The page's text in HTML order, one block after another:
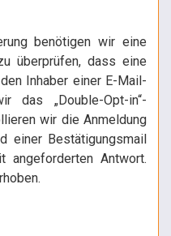
benötigen wir eine
überprüfen, dass eine
Inhaber einer E-Mail-
das „Double-Opt-in“-
wir die Anmeldung
einer Bestätigungsmail
angeforderten Antwort.